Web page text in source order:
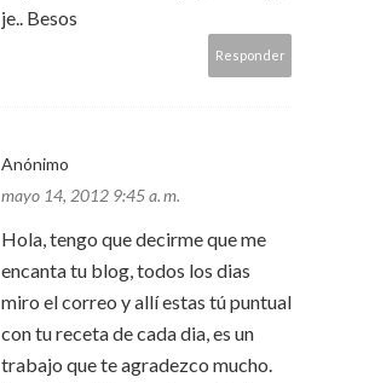
je.. Besos
Responder
Anónimo
mayo 14, 2012 9:45 a. m.
Hola, tengo que decirme que me
encanta tu blog, todos los dias
miro el correo y allí estas tú puntual
con tu receta de cada dia, es un
trabajo que te agradezco mucho.